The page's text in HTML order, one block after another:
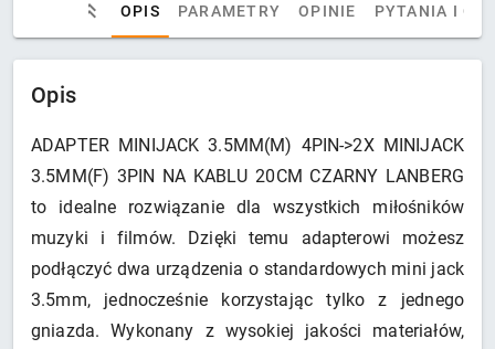
OPIS PARAMETRY OPINIE PYTANIA I
Opis
ADAPTER MINIJACK 3.5MM(M) 4PIN->2X MINIJACK
3.5MM(F) 3PIN NA KABLU 20CM CZARNY LANBERG
to idealne rozwiązanie dla wszystkich miłośników
muzyki i filmów. Dzięki temu adapterowi możesz
podłączyć dwa urządzenia o standardowych mini jack
3.5mm, jednocześnie korzystając tylko z jednego
gniazda. Wykonany z wysokiej jakości materiałów,